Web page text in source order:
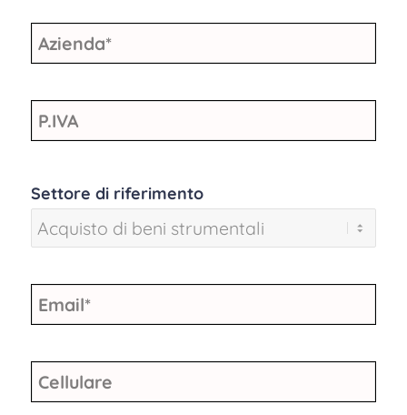
Azienda*
P.IVA
Settore di riferimento
Email*
Cellulare